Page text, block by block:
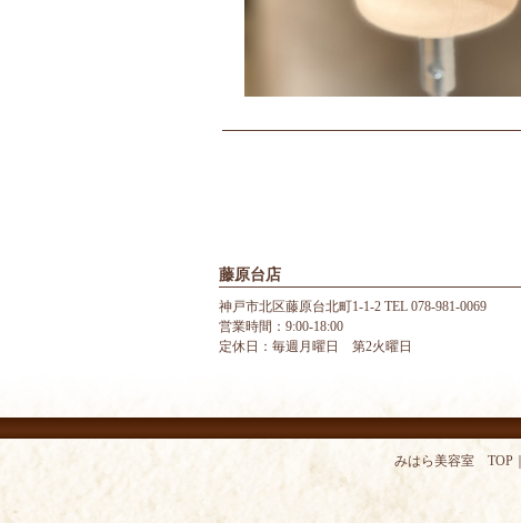
藤原台店
神戸市北区藤原台北町1-1-2 TEL 078-981-0069
営業時間：9:00-18:00
定休日：毎週月曜日 第2火曜日
みはら美容室 TOP｜